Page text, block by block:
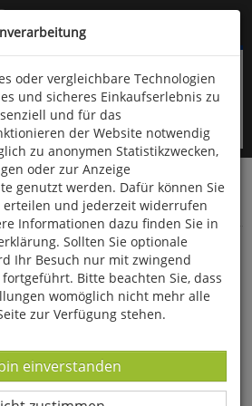
Seite überspringen
(06766) 9323-960
Garten
Küche & Haushalt
aus Baumwolle
oder vergleichbare Technologien
und sicheres Einkaufserlebnis zu
und für das
der Website notwendig
zu anonymen Statistikzwecken,
oder zur Anzeige
genutzt werden. Dafür können Sie
und jederzeit widerrufen
Informationen dazu finden Sie in
Sollten Sie optionale
Ihr Besuch nur mit zwingend
Bitte beachten Sie, dass
womöglich nicht mehr alle
zur Verfügung stehen.
-
einverstanden